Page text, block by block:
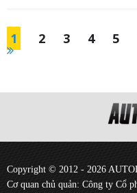
1 2 3 4 5
Copyright © 2012 - 2026
Cơ quan chủ quản: Công ty Cổ